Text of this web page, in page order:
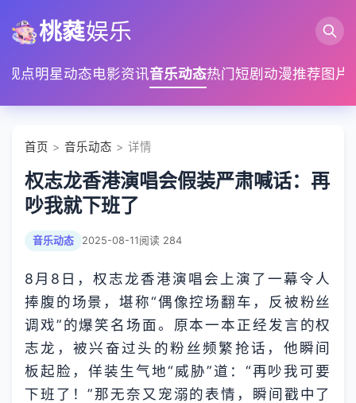
桃蕤娱乐
观点明星动态电影资讯音乐动态热门短剧 动漫推荐图片
首页 > 音乐动态 > 详情
权志龙香港演唱会假装严肃喊话：再
吵我就下班了
音乐动态 2025-08-11阅读 284
8月8日，权志龙香港演唱会上演了一幕令人
捧腹的场景，堪称“偶像控场翻车，反被粉丝
调戏”的爆笑名场面。原本一本正经发言的权
志龙，被兴奋过头的粉丝频繁抢话，他瞬间
板起脸，佯装生气地“威胁”道：“再吵我可要
下班了！”那无奈又宠溺的表情，瞬间戳中了